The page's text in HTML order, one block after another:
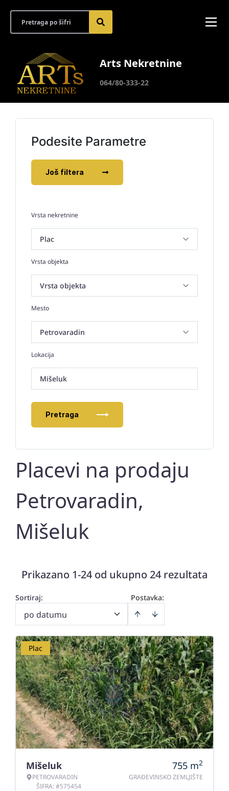
Arts Nekretnine
064/80-333-22
Podesite Parametre
Još filtera
Vrsta nekretnine
Vrsta objekta
Mesto
Lokacija
Mišeluk
Pretraga
Placevi na prodaju
Petrovaradin,
Mišeluk
Prikazano 1-24 od ukupno 24 rezultata
Postavka:
Sortiraj:
po datumu
Plac
Mišeluk
PETROVARADIN
ŠIFRA: #575454
755 m2
GRAĐEVINSKO ZEMLJIŠTE